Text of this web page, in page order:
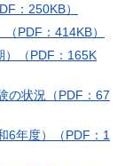
：250KB）
PDF：414KB）
）（PDF：165K
の状況（PDF：67
6年度）（PDF：1